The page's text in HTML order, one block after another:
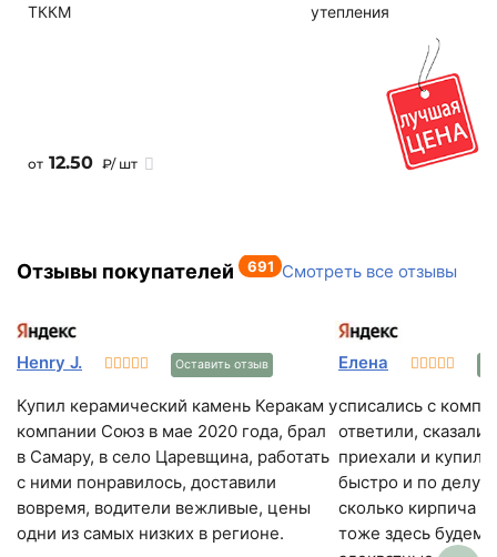
Кол-во поддонов в машине
ТККМ
от 12.50 ₽/ шт
утепления
Отзывы покупателей 691 Смотреть все отзывы
Henry J. Оставить отзыв
Купил керамический камень Керакам у
компании Союз в мае 2020 года, брал
в Самару, в село Царевщина, работать
с ними понравилось, доставили
вовремя, водители вежливые, цены
одни из самых низких в регионе.
Елена
списались с
ответили, сказали
приехали и
быстро и по делу.
сколько кирпича
тоже здесь будем